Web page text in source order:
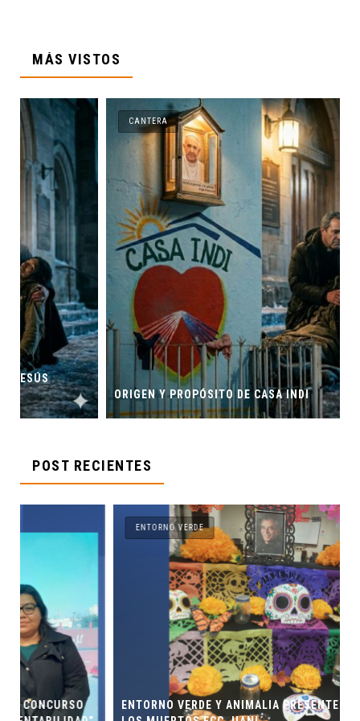
MÁS VISTOS
CANTERA
ORIGEN Y PROPÓSITO DE CASA INDI
POST RECIENTES
ENTORNO VERDE Y ANIMALIA PRESENTES EN EL DÍA DE